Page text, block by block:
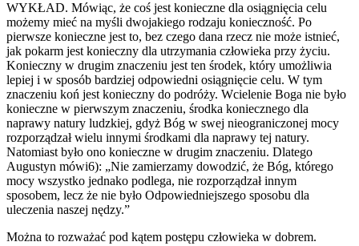
WYKŁAD. Mówiąc, że coś jest konieczne dla osiągnięcia celu
możemy mieć na myśli dwojakiego rodzaju konieczność. Po
pierwsze konieczne jest to, bez czego dana rzecz nie może istnieć,
jak pokarm jest konieczny dla utrzymania człowieka przy życiu.
Konieczny w drugim znaczeniu jest ten środek, który umożliwia
lepiej i w sposób bardziej odpowiedni osiągnięcie celu. W tym
znaczeniu koń jest konieczny do podróży. Wcielenie Boga nie było
konieczne w pierwszym znaczeniu, środka koniecznego dla
naprawy natury ludzkiej, gdyż Bóg w swej nieograniczonej mocy
rozporządzał wielu innymi środkami dla naprawy tej natury.
Natomiast było ono konieczne w drugim znaczeniu. Dlatego
Augustyn mówi6): „Nie zamierzamy dowodzić, że Bóg, którego
mocy wszystko jednako podlega, nie rozporządzał innym
sposobem, lecz że nie było Odpowiedniejszego sposobu dla
uleczenia naszej nędzy.”
Można to rozważać pod kątem postępu człowieka w dobrem.